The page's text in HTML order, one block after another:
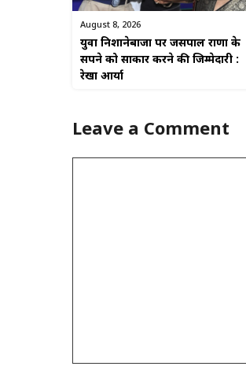
August 8, 2026
युवा निशानेबाजों पर जसपाल राणा के
सपने को साकार करने की जिम्मेदारी :
रेखा आर्या
Leave a Comment